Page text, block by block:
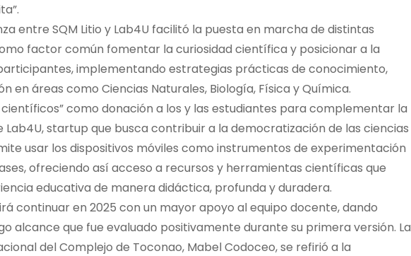
entre SQM Litio y Lab4U facilitó la puesta en marcha de distintas
factor común fomentar la curiosidad científica y posicionar a la
implementando estrategias prácticas de conocimiento,
en áreas como Ciencias Naturales, Biología, Física y Química.
como donación a los y las estudiantes para complementar la
startup que busca contribuir a la democratización de las ciencias
usar los dispositivos móviles como instrumentos de experimentación
ofreciendo así acceso a recursos y herramientas científicas que
educativa de manera didáctica, profunda y duradera.
continuar en 2025 con un mayor apoyo al equipo docente, dando
alcance que fue evaluado positivamente durante su primera versión. La
del Complejo de Toconao, Mabel Codoceo, se refirió a la